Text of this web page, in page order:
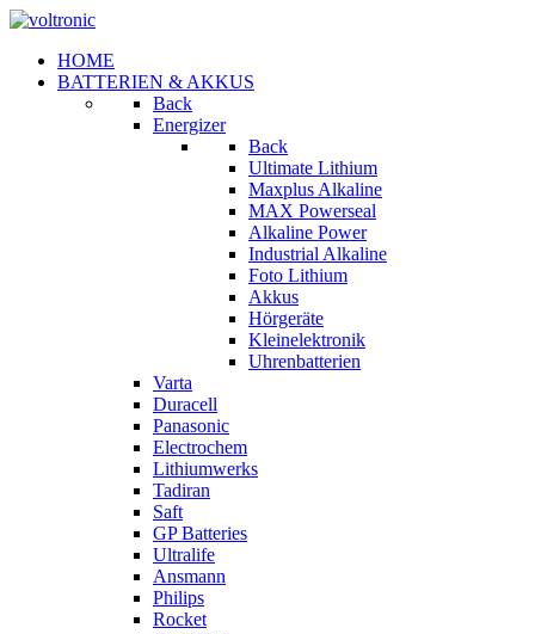
HOME
BATTERIEN & AKKUS
Back
Energizer
Back
Ultimate Lithium
Maxplus Alkaline
MAX Powerseal
Alkaline Power
Industrial Alkaline
Foto Lithium
Akkus
Hörgeräte
Kleinelektronik
Uhrenbatterien
Varta
Duracell
Panasonic
Electrochem
Lithiumwerks
Tadiran
Saft
GP Batteries
Ultralife
Ansmann
Philips
Rocket